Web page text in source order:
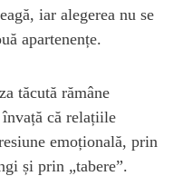
iar alegerea nu se
apartenențe.
tăcută rămâne
că relațiile
emoțională, prin
și prin „tabere”.